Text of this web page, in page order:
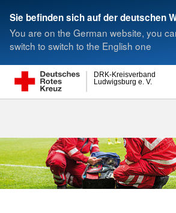
Sie befinden sich auf der deutschen
You are on the German website, you
switch to switch to the English one
Ludwigsburg e. V.
DRK-Kreisverband